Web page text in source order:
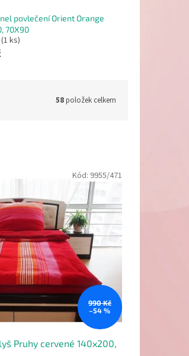
povlečení Orient Orange
70X90
(1 ks)
58položek celkem
990 Kč
–54 %
Pruhy cervené 140x200,
Kód: 9955/471